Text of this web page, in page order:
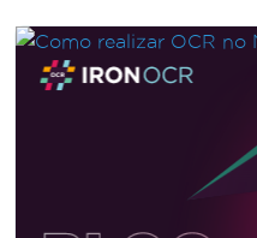
tarefas de
executadas da melhor